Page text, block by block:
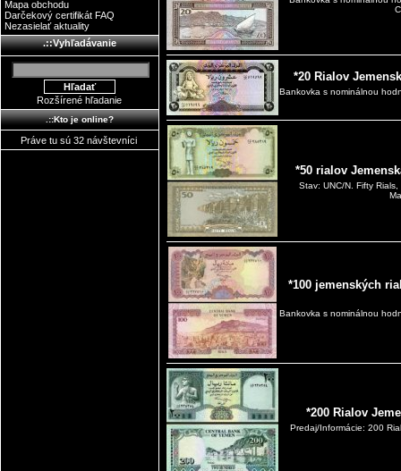
Mapa obchodu
Darčekový certifikát FAQ
Nezasielať aktuality
.::Vyhľadávanie
Rozšírené hľadanie
.::Kto je online?
Práve tu sú 32 návštevníci
*20 Rialov
Bankovka s nominálnou
*50 rialov
Stav: UNC/N. Fifty
*100 jemenských
Bankovka s nominálnou
*200 Rialov
Predaj/Informácie: 200